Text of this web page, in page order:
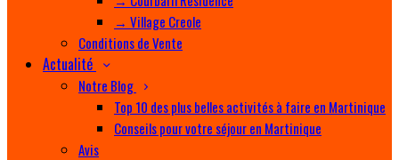
→ Village Creole
Conditions de Vente
Actualité
Notre Blog
Top 10 des plus belles activités à faire en Martinique
Conseils pour votre séjour en Martinique
Avis